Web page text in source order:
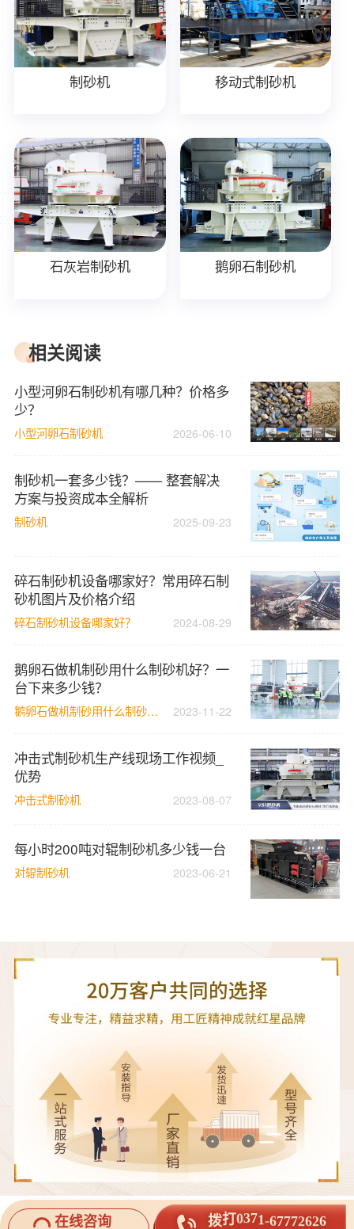
制砂机 移动式制砂机
石灰岩制砂机 鹅卵石制砂机
相关阅读
小型河卵石制砂机有哪几种？价格多
少？
小型河卵石制砂机 2026-06-10
制砂机一套多少钱？—— 整套解决
方案与投资成本全解析
制砂机 2025-09-23
碎石制砂机设备哪家好？常用碎石制
砂机图片及价格介绍
碎石制砂机设备哪家好？ 2024-08-29
鹅卵石做机制砂用什么制砂机好？一
台下来多少钱？
鹅卵石做机制砂用什么制砂机好？ 2023-11-22
冲击式制砂机生产线现场工作视频_
优势
冲击式制砂机 2023-08-07
每小时200吨对辊制砂机多少钱一台
对辊制砂机 2023-06-21
在线咨询 拨打0371-67772626